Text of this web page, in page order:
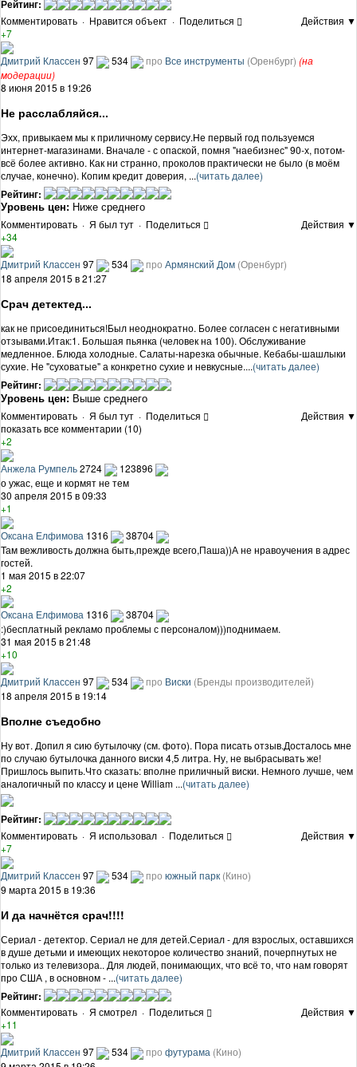
Рейтинг:
Комментировать · Нравится объект · Поделиться
Действия ▼
+7
Дмитрий Классен 97 534 про Все инструменты (Оренбург) (на
модерации)
8 июня 2015 в 19:26
Не расслабляйся...
Эхх, привыкаем мы к приличному сервису.Не первый год пользуемся
интернет-магазинами. Вначале - с опаской, помня "наебизнес" 90-х, потом-
всё более активно. Как ни странно, проколов практически не было (в моём
случае, конечно). Копим кредит доверия, ...(читать далее)
Рейтинг:
Уровень цен: Ниже среднего
Комментировать · Я был тут · Поделиться
Действия ▼
+34
Дмитрий Классен 97 534 про Армянский Дом (Оренбург)
18 апреля 2015 в 21:27
Срач детектед...
как не присоединиться!Был неоднократно. Более согласен с негативными
отзывами.Итак:1. Большая пьянка (человек на 100). Обслуживание
медленное. Блюда холодные. Салаты-нарезка обычные. Кебабы-шашлыки
сухие. Не "суховатые" а конкретно сухие и невкусные....(читать далее)
Рейтинг:
Уровень цен: Выше среднего
Комментировать · Я был тут · Поделиться
Действия ▼
показать все комментарии (10)
+2
Анжела Румпель2724
123896
о ужас, еще и кормят не тем
30 апреля 2015 в 09:33
+1
Оксана Елфимова 1316
38704
Там вежливость должна быть,прежде всего,Паша))А не нравоучения в адрес
гостей.
1 мая 2015 в 22:07
+2
Оксана Елфимова 1316
38704
:)бесплатный рекламо проблемы с персоналом)))поднимаем.
31 мая 2015 в 21:48
+10
Дмитрий Классен 97 534 про Виски (Бренды производителей)
18 апреля 2015 в 19:14
Вполне съедобно
Ну вот. Допил я сию бутылочку (см. фото). Пора писать отзыв.Досталось мне
по случаю бутылочка данного виски 4,5 литра. Ну, не выбрасывать же!
Пришлось выпить.Что сказать: вполне приличный виски. Немного лучше, чем
аналогичный по классу и цене William ...(читать далее)
Рейтинг:
Комментировать · Я использовал · Поделиться
Действия ▼
+7
Дмитрий Классен 97 534 про южный парк (Кино)
9 марта 2015 в 19:36
И да начнётся срач!!!!
Сериал - детектор. Сериал не для детей.Сериал - для взрослых, оставшихся
в душе детьми и имеющих некоторое количество знаний, почерпнутых не
только из телевизора.. Для людей, понимающих, что всё то, что нам говорят
про США , в основном - ...(читать далее)
Рейтинг:
Комментировать · Я смотрел · Поделиться
Действия ▼
+11
Дмитрий Классен 97 534 про футурама (Кино)